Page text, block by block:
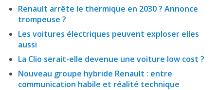
Renault arrête le thermique en 2030 ? Annonce
trompeuse ?
Les voitures électriques peuvent exploser elles
aussi
La Clio serait-elle devenue une voiture low cost ?
Nouveau groupe hybride Renault : entre
communication habile et réalité technique